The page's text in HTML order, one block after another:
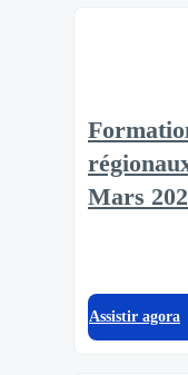
Mars
Assistir agora